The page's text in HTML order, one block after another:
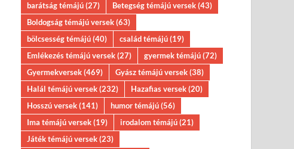
barátság témájú(27) Betegség témájú versek(43)
Boldogság témájú versek(63)
bölcsesség témájú(40) család témájú(19)
Emlékezés témájú versek(27) gyermek témájú(72)
Gyermekversek(469) Gyász témájú versek(38)
Halál témájú versek(232) Hazafias versek(20)
Hosszú versek(141) humor témájú(56)
Ima témájú versek(19) irodalom témájú(21)
Játék témájú versek(23)